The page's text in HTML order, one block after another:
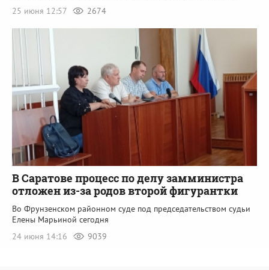
25 июня 12:57
2674
В Саратове процесс по делу замминистра
отложен из-за родов второй фигурантки
Во Фрунзенском районном суде под председательством судьи
Елены Марьиной сегодня
24 июня 14:16
9039